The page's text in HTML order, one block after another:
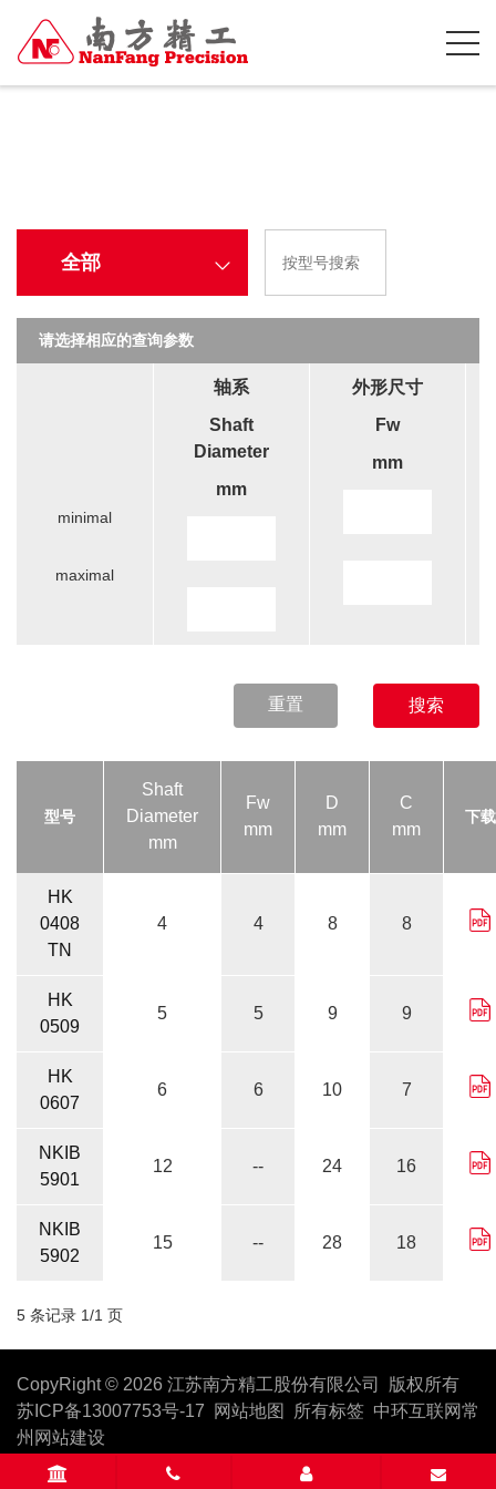
全部
请选择相应的查询参数
minimal
maximal
轴系
Shaft
Diameter
mm
外形尺寸
Fw
mm
重置 搜索
型号
Shaft
Diameter
mm
Fw
mm
D
mm
C
mm
下载
HK
0408
TN
4 4 8 8
HK
0509
5 5 9 9
HK
0607
6 6 10 7
NKIB
5901
12 -- 24 16
NKIB
5902
15 -- 28 18
5 条记录 1/1 页
CopyRight © 2026 江苏南方精工股份有限公司 版权所有
苏ICP备13007753号-17
网站地图 所有标签 中环互联网常
州网站建设